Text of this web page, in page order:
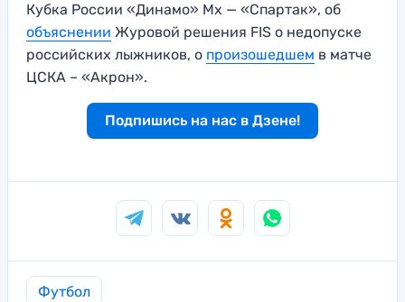
Кубка России «Динамо» Мх — «Спартак», об
объяснении Журовой решения FIS о недопуске
российских лыжников, о произошедшем в матче
ЦСКА – «Акрон».
Подпишись на нас в Дзене!
Футбол